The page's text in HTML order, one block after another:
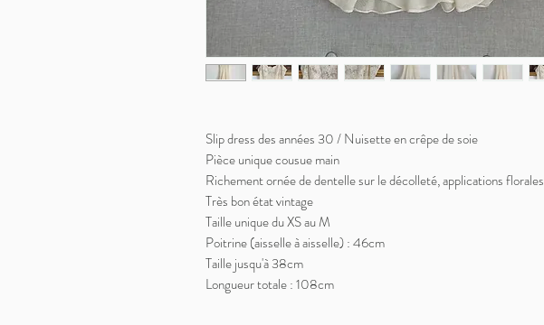
Slip dress des années 30 / Nuisette en crêpe de soie
Pièce unique cousue main
Richement ornée de dentelle sur le décolleté, applications florales
Très bon état vintage
Taille unique du XS au M
Poitrine (aisselle à aisselle) : 46cm
Taille jusqu'à 38cm
Longueur totale : 108cm